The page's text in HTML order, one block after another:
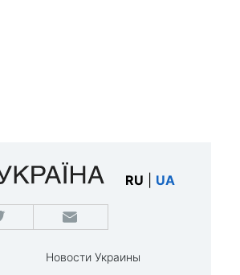
RU UA
Новости Украины